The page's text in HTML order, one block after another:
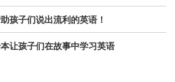
孩子们说出流利的英语！
让孩子们在故事中学习英语